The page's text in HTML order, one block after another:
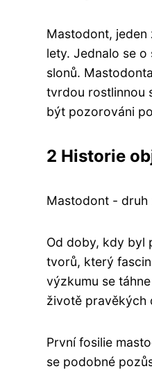
Mastodont,
lety. Jednalo se
slonů.
tvrdou rostlinnou
být pozorováni
2 Historie
Mastodont - druh
Od doby, kdy byl
tvorů, který
výzkumu se
životě pravěkých
První fosilie
se podobné